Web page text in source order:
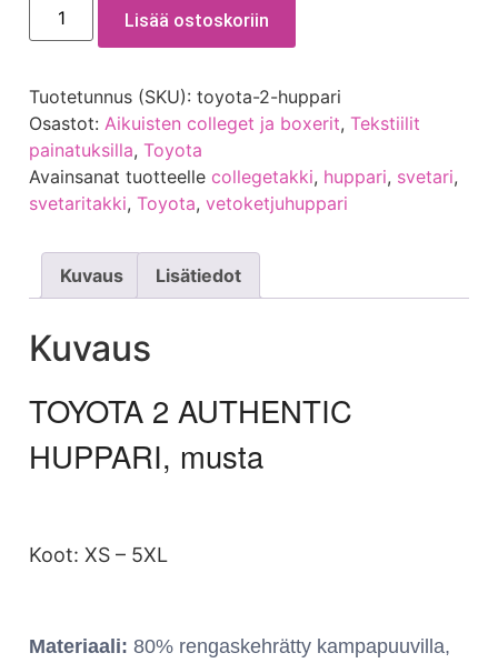
Lisää ostoskoriin
Tuotetunnus (SKU): toyota-2-huppari
Osastot: Aikuisten colleget ja boxerit, Tekstiilit
painatuksilla, Toyota
Avainsanat tuotteelle collegetakki, huppari, svetari,
svetaritakki, Toyota, vetoketjuhuppari
Kuvaus Lisätiedot
Kuvaus
TOYOTA 2 AUTHENTIC
HUPPARI, musta
Koot: XS – 5XL
Materiaali: 80% rengaskehrätty kampapuuvilla,